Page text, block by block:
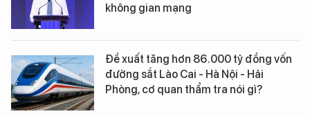
không gian mạng
Đề xuất tăng hơn 86.000 tỷ đồng vốn
đường sắt Lào Cai - Hà Nội - Hải
Phòng, cơ quan thẩm tra nói gì?